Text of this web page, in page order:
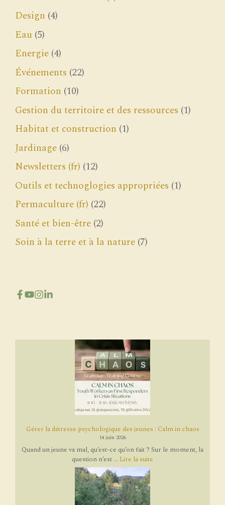
Design (4)
Eau (5)
Energie (4)
Événements (22)
Formation (10)
Gestion du territoire et des ressources (1)
Habitat et construction (1)
Jardinage (6)
Newsletters (fr) (12)
Outils et technoglogies appropriées (1)
Permaculture (fr) (22)
Santé et bien-être (2)
Soin à la terre et à la nature (7)
Gérer la détresse psychologique des jeunes : Calm in chaos
14 juin 2026
Quand un jeune va mal, qu’est-ce qu’on fait ? Sur le moment, la
question n’est ... Lire la suite